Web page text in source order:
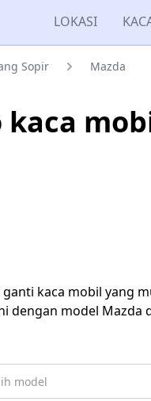
LOKASI
Sopir Mazda
kaca mobil yang
dengan model Mazda